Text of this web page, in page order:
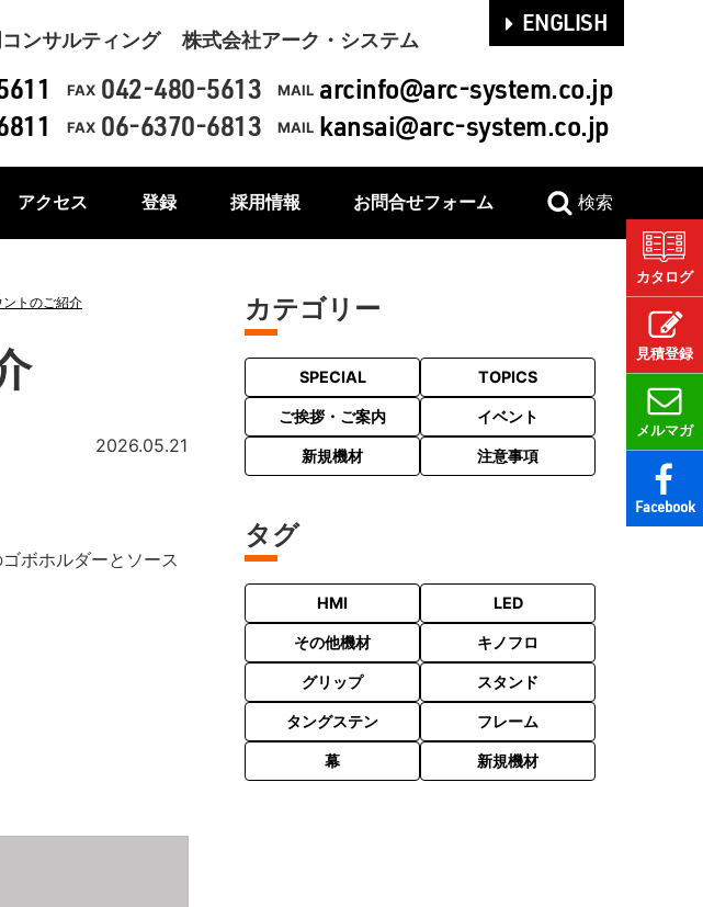
ンサルティング 株式会社アーク・システム
FAX 042-480-5613 MAIL arcinfo@arc-system.co.jp
FAX 06-6370-6813 MAIL kansai@arc-system.co.jp
ENGLISH
アクセス 登録 採用情報 お問合せフォーム 検索
カタログ
見積登録
メルマガ
Facebook
トのご紹介
2026.05.21
ボホルダーとソース
カテゴリー
SPECIAL TOPICS
ご挨拶・ご案内 イベント
新規機材 注意事項
タグ
HMI LED
その他機材 キノフロ
グリップ スタンド
タングステン フレーム
幕 新規機材